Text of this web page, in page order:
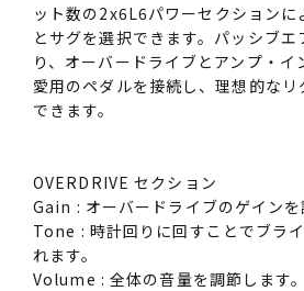
ット数の2x6L6パワーセクションに
とサグを選択できます。パッシブエ
り、オーバードライブとアンプ・イ
愛用のペダルを接続し、理想的な
できます。
OVERDRIVE セクション
Gain : オーバードライブのゲインを
Tone : 時計回りに回すことでブラ
れます。
Volume : 全体の音量を調節します。